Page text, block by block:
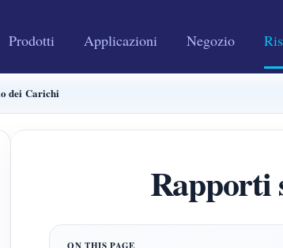
Prodotti Applicazioni Negozio
dei Carichi
Rapporti